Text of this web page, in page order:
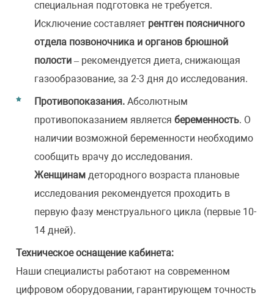
специальная подготовка не требуется.
Исключение составляет рентген поясничного
отдела позвоночника и органов брюшной
полости – рекомендуется диета, снижающая
газообразование, за 2-3 дня до исследования.
Противопоказания.Абсолютным
противопоказанием являетсябеременность. О
наличии возможной беременности необходимо
сообщить врачу до исследования.
Женщинам детородного возраста плановые
исследования рекомендуется проходить в
первую фазу менструального цикла (первые 10-
14 дней).
Техническое оснащение кабинета:
Наши специалисты работают на современном
цифровом оборудовании, гарантирующем точность